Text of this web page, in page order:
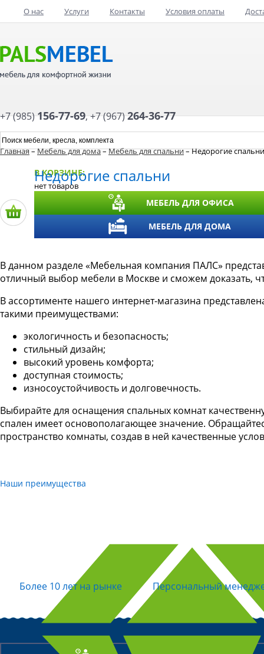
О нас Услуги Контакты Условия оплаты
+7 (985)156-77-69,+7 (967)264-36-77
В КОРЗИНЕ:
нет товаров
МЕБЕЛЬ ДЛЯ ОФИСА
МЕБЕЛЬ ДЛЯ ДОМА
Главная–Мебель для дома–Мебель для спальни– Недорогие спальни
Недорогие спальни
В данном разделе «Мебельная компания ПАЛС»
отличный выбор мебели в Москве и сможем доказать,
В ассортименте нашего интернет-магазина
такими преимуществами:
экологичность и безопасность;
стильный дизайн;
высокий уровень комфорта;
доступная стоимость;
износоустойчивость и долговечность.
Выбирайте для оснащения спальных комнат
спален имеет основополагающее значение.
пространство комнаты, создав в ней качественные
Наши преимущества
Более 10 лет на рынке Персональный